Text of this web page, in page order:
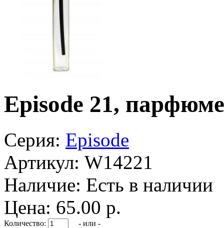
Episode 21,
Серия: Episode
Артикул: W14221
Наличие: Есть в наличии
Цена: 65.00 р.
Количество: - или -